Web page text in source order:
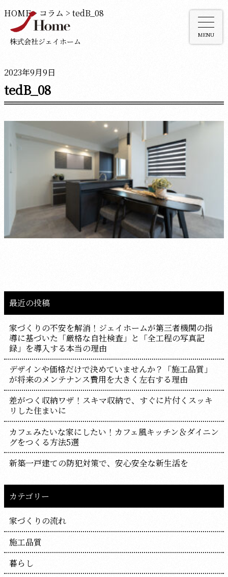
株式会社ジェイホーム
MENU
HOME> コラム > tedB_08
2023年9月9日
tedB_08
最近の投稿
家づくりの不安を解消！ジェイホームが第三者機関の指
導に基づいた「厳格な自社検査」と「全工程の写真記
録」を導入する本当の理由
デザインや価格だけで決めていませんか？「施工品質」
が将来のメンテナンス費用を大きく左右する理由
差がつく収納ワザ！スキマ収納で、すぐに片付くスッキ
リした住まいに
カフェみたいな家にしたい！カフェ風キッチン＆ダイニン
グをつくる方法5選
新築一戸建ての防犯対策で、安心安全な新生活を
カテゴリー
家づくりの流れ
施工品質
暮らし